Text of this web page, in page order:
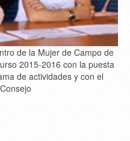
de la Mujer de Campo de
2015-2016 con la puesta
de actividades y con el